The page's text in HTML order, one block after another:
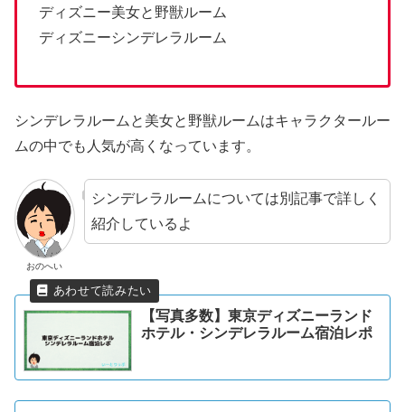
ディズニー美女と野獣ルーム
ディズニーシンデレラルーム
シンデレラルームと美女と野獣ルームはキャラクタールー
ムの中でも人気が高くなっています。
おのへい
シンデレラルームについては別記事で詳しく
紹介しているよ
【写真多数】東京ディズニーランド
ホテル・シンデレラルーム宿泊レポ